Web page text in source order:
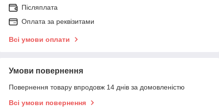
Післяплата
Оплата за реквізитами
Всі умови оплати
Умови повернення
Повернення товару впродовж 14 днів за домовленістю
Всі умови повернення